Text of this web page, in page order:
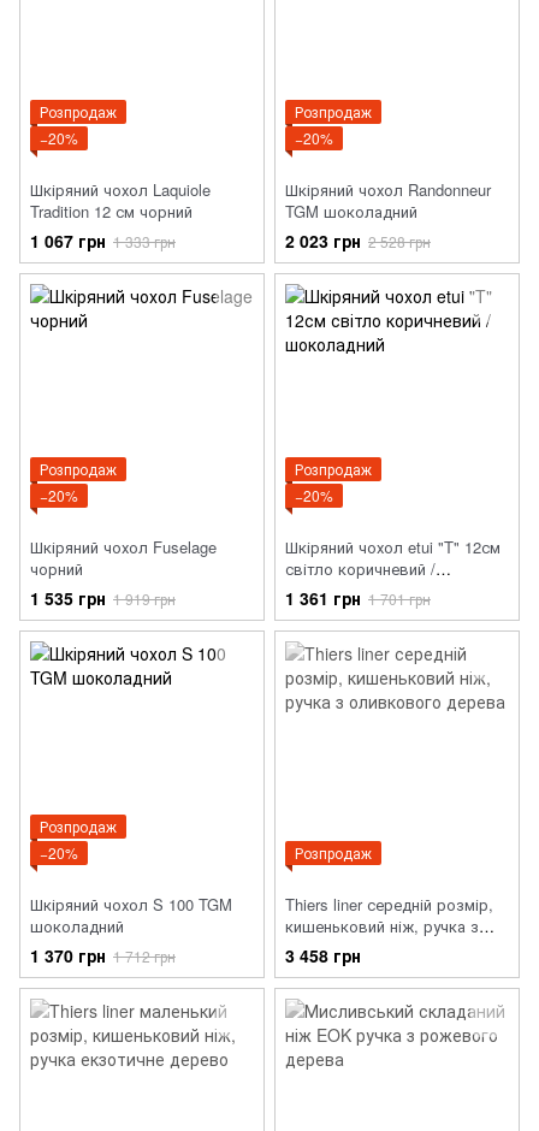
Розпродаж
−20%
Шкіряний чохол Laquiole
Tradition 12 см чорний
1 067 грн 1 333 грн
Розпродаж
−20%
Шкіряний чохол Randonneur
TGM шоколадний
2 023 грн 2 528 грн
Розпродаж
−20%
Шкіряний чохол Fuselage
чорний
1 535 грн 1 919 грн
Розпродаж
−20%
Шкіряний чохол etui "T" 12см
світло коричневий /
шоколадний
1 361 грн 1 701 грн
Розпродаж
−20%
Шкіряний чохол S 100 TGM
шоколадний
1 370 грн 1 712 грн
Розпродаж
Thiers liner середній розмір,
кишеньковий ніж, ручка з
оливкового дерева
3 458 грн